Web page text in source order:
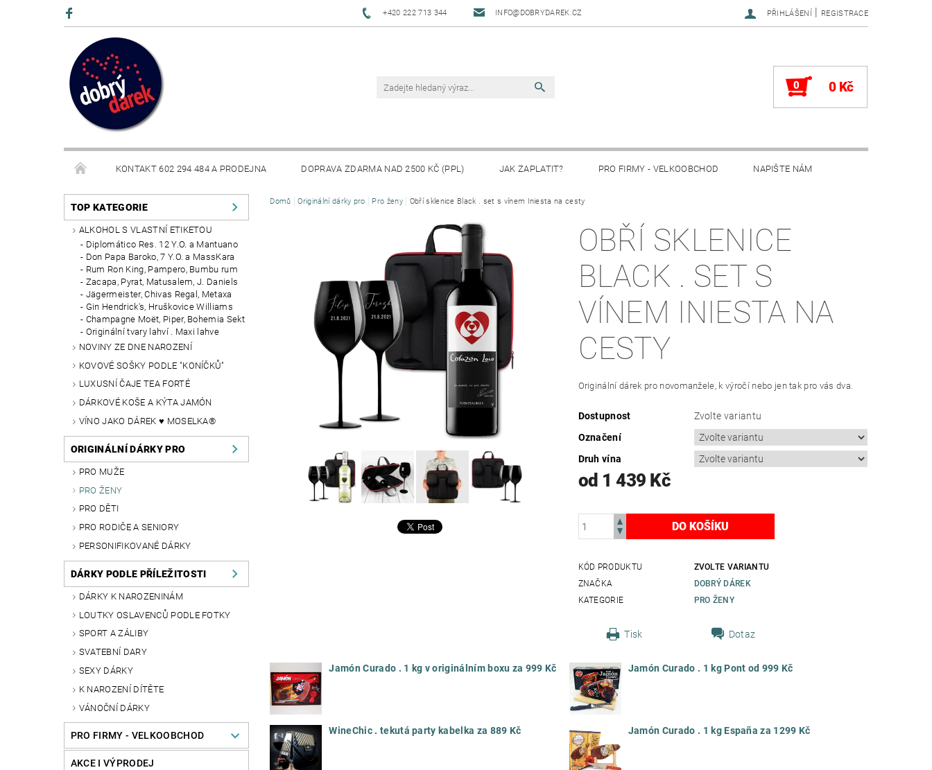
+420 222 713 344 INFO@DOBRYDAREK.CZ PŘIHLÁŠENÍ | REGISTRACE
0 0 Kč
KONTAKT 602 294 484 A PRODEJNA DOPRAVA ZDARMA NAD 2500 KČ (PPL) JAK ZAPLATIT? PRO FIRMY - VELKOOBCHOD NAPIŠTE NÁM
BLOG
TOP KATEGORIE
ALKOHOL S VLASTNÍ ETIKETOU
Diplomático Res. 12 Y.O. a Mantuano
Don Papa Baroko, 7 Y.O. a MassKara
Rum Ron King, Pampero, Bumbu rum
Zacapa, Pyrat, Matusalem, J. Daniels
Jägermeister, Chivas Regal, Metaxa
Gin Hendrick's, Hruškovice Williams
Champagne Moët, Piper, Bohemia Sekt
Originální tvary lahví . Maxi lahve
NOVINY ZE DNE NAROZENÍ
KOVOVÉ SOŠKY PODLE "KONÍČKŮ"
LUXUSNÍ ČAJE TEA FORTÉ
DÁRKOVÉ KOŠE A KÝTA JAMÓN
VÍNO JAKO DÁREK ♥ MOSELKA®
ORIGINÁLNÍ DÁRKY PRO
PRO MUŽE
PRO ŽENY
PRO DĚTI
PRO RODIČE A SENIORY
PERSONIFIKOVANÉ DÁRKY
DÁRKY PODLE PŘÍLEŽITOSTI
DÁRKY K NAROZENINÁM
LOUTKY OSLAVENCŮ PODLE FOTKY
SPORT A ZÁLIBY
SVATEBNÍ DARY
SEXY DÁRKY
K NAROZENÍ DÍTĚTE
VÁNOČNÍ DÁRKY
PRO FIRMY - VELKOOBCHOD
AKCE I VÝPRODEJ
Domů Originální dárky pro Pro ženy Obří sklenice Black . set s vínem Iniesta na cesty
OBŘÍ SKLENICE
BLACK . SET S
VÍNEM INIESTA NA
CESTY
Originální dárek pro novomanžele, k výročí nebo jen tak pro vás dva.
Dostupnost
Zvolte variantu
Označení
Druh vína
od 1 439 Kč
KÓD PRODUKTU
ZVOLTE VARIANTU
ZNAČKA
DOBRÝ DÁREK
KATEGORIE
PRO ŽENY
Tisk Dotaz
Jamón Curado . 1 kg v originálním boxu za 999 Kč Jamón Curado . 1 kg Pont od 999 Kč
WineChic . tekutá party kabelka za 889 Kč Jamón Curado . 1 kg España za 1299 Kč